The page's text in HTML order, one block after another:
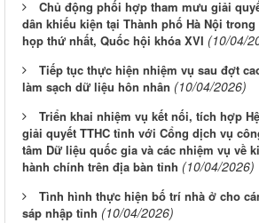
Chủ động phối hợp tham mưu giải
dân khiếu kiện tại Thành phố Hà Nội
họp thứ nhất, Quốc hội khóa XVI (10/04/
Tiếp tục thực hiện nhiệm vụ sau đợt
làm sạch dữ liệu hôn nhân (10/04/2026)
Triển khai nhiệm vụ kết nối, tích hợp
giải quyết TTHC tỉnh với Cổng dịch vụ
tâm Dữ liệu quốc gia và các nhiệm vụ về
hành chính trên địa bàn tỉnh (10/04/2026)
Tình hình thực hiện bố trí nhà ở cho
sáp nhập tỉnh (10/04/2026)